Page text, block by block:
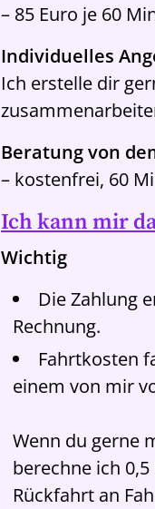
– 85 Euro je 60
Individuelles
Ich erstelle dir
Beratung von
– kostenfrei, 60
Ich kann mir
Wichtig
Die Zahlung
Rechnung.
Fahrtkosten
einem von mir
Wenn du gerne
berechne ich
Rückfahrt an